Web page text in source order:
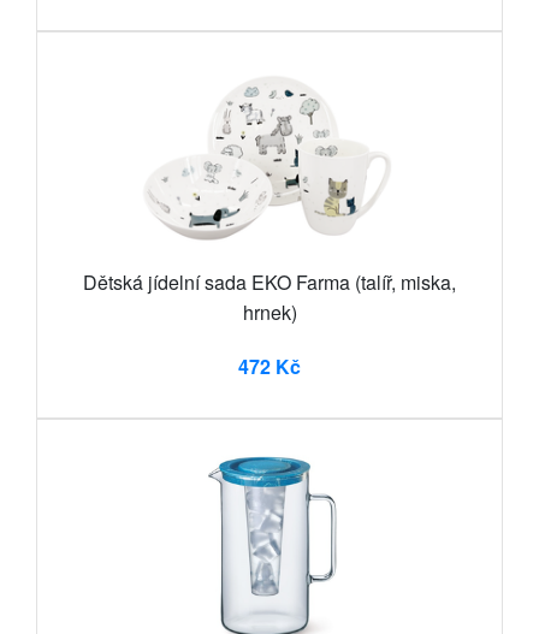
Dětská jídelní sada EKO Farma (talíř, miska,
hrnek)
472 Kč